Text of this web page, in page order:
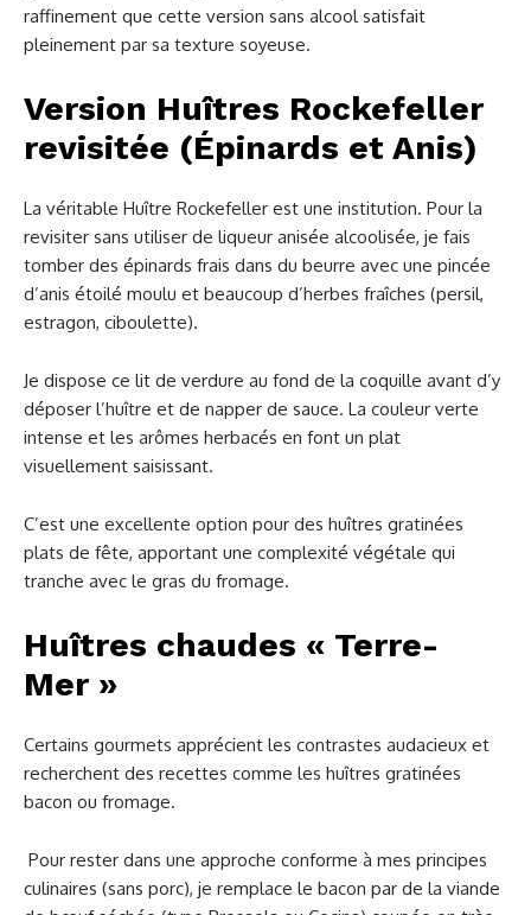
raffinement que cette version sans alcool satisfait
pleinement par sa texture soyeuse.
Version Huîtres Rockefeller
revisitée (Épinards et Anis)
La véritable Huître Rockefeller est une institution. Pour la
revisiter sans utiliser de liqueur anisée alcoolisée, je fais
tomber des épinards frais dans du beurre avec une pincée
d’anis étoilé moulu et beaucoup d’herbes fraîches (persil,
estragon, ciboulette).
Je dispose ce lit de verdure au fond de la coquille avant d’y
déposer l’huître et de napper de sauce. La couleur verte
intense et les arômes herbacés en font un plat
visuellement saisissant.
C’est une excellente option pour des huîtres gratinées
plats de fête, apportant une complexité végétale qui
tranche avec le gras du fromage.
Huîtres chaudes « Terre-
Mer »
Certains gourmets apprécient les contrastes audacieux et
recherchent des recettes comme les huîtres gratinées
bacon ou fromage.
Pour rester dans une approche conforme à mes principes
culinaires (sans porc), je remplace le bacon par de la viande